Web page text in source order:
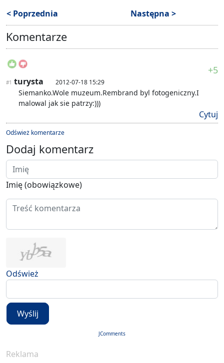
< Poprzednia Następna >
Komentarze
+5
#1 turysta 2012-07-18 15:29
Siemanko.Wole muzeum.Rembrand byl fotogeniczny.I
malowal jak sie patrzy:)))
Cytuj
Odśwież komentarze
Dodaj komentarz
Imię (obowiązkowe)
Odśwież
Wyślij
JComments
Reklama